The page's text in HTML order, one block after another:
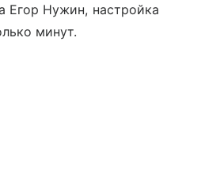
Егор Нужин, настройка
минут.